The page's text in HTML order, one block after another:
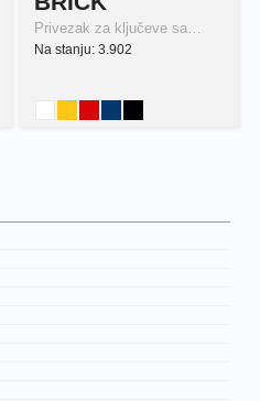
Privezak za ključeve sa…
Na stanju: 3.902